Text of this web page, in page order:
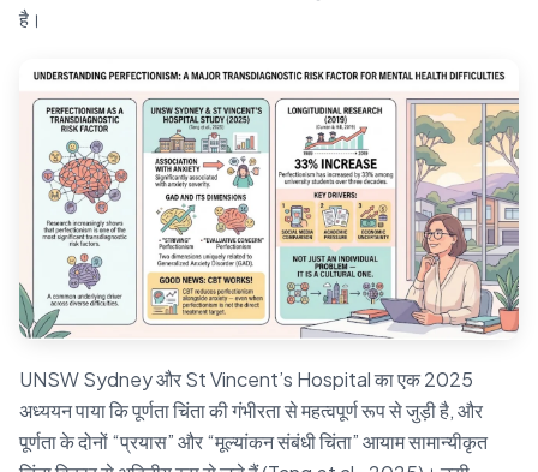
है।
UNSW Sydney और St Vincent’s Hospital का एक 2025
अध्ययन पाया कि पूर्णता चिंता की गंभीरता से महत्वपूर्ण रूप से जुड़ी है, और
पूर्णता के दोनों “प्रयास” और “मूल्यांकन संबंधी चिंता” आयाम सामान्यीकृत